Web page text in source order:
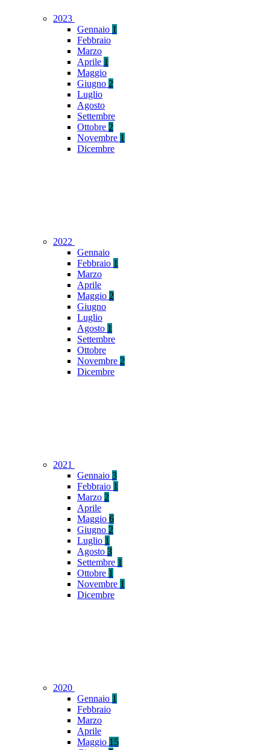
2023
Gennaio 1
Febbraio
Marzo
Aprile 1
Maggio
Giugno 2
Luglio
Agosto
Settembre
Ottobre 2
Novembre 1
Dicembre
2022
Gennaio
Febbraio 1
Marzo
Aprile
Maggio 2
Giugno
Luglio
Agosto 1
Settembre
Ottobre
Novembre 2
Dicembre
2021
Gennaio 3
Febbraio 1
Marzo 2
Aprile
Maggio 6
Giugno 2
Luglio 1
Agosto 3
Settembre 1
Ottobre 1
Novembre 1
Dicembre
2020
Gennaio 1
Febbraio
Marzo
Aprile
Maggio 15